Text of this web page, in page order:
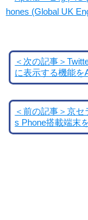
hones (Global UK
＜次の記事＞
に表示する機能を
＜前の記事＞京
s Phone搭載端末